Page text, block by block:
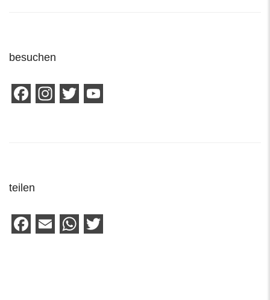
besuchen
Facebook
Instagram
Twitter
teilen
Facebook
EmailWhatsApp